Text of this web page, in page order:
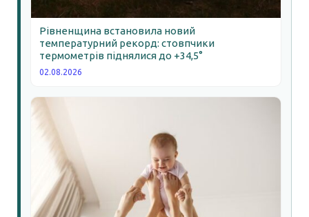
Рівненщина встановила новий
температурний рекорд: стовпчики
термометрів піднялися до +34,5°
02.08.2026